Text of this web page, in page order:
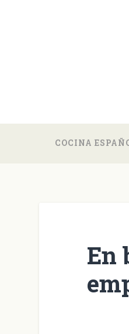
COCINA
En